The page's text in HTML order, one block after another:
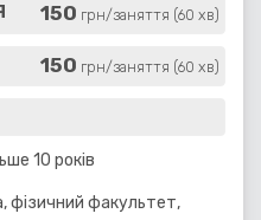
150 грн/заняття (60 хв)
150 грн/заняття (60 хв)
10 років
фізичний факультет,